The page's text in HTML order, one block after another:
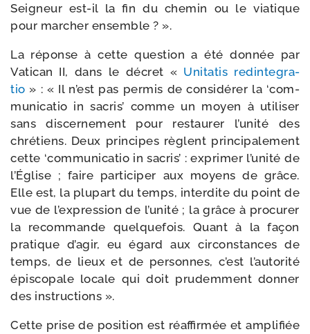
Seigneur est-​il la fin du che­min ou le via­tique
pour mar­cher ensemble ? ».
La réponse à cette ques­tion a été don­née par
Vatican II, dans le décret « Unitatis redin­te­gra­
tio » : « Il n’est pas per­mis de consi­dé­rer la ‘com­
mu­ni­ca­tio in sacris’ comme un moyen à uti­li­ser
sans dis­cer­ne­ment pour res­tau­rer l’unité des
chré­tiens. Deux prin­cipes règlent prin­ci­pa­le­ment
cette ‘com­mu­ni­ca­tio in sacris’ : expri­mer l’unité de
l’Église ; faire par­ti­ci­per aux moyens de grâce.
Elle est, la plu­part du temps, inter­dite du point de
vue de l’expression de l’unité ; la grâce à pro­cu­rer
la recom­mande quel­que­fois. Quant à la façon
pra­tique d’agir, eu égard aux cir­cons­tances de
temps, de lieux et de per­sonnes, c’est l’autorité
épis­co­pale locale qui doit pru­dem­ment don­ner
des instructions ».
Cette prise de posi­tion est réaf­fir­mée et ampli­fiée